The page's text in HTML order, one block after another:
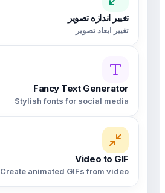
تغییر اندازه تصویر
تغییر ابعاد تصویر
Fancy Text Generator
Stylish fonts for social media
Video to GIF
Create animated GIFs from video